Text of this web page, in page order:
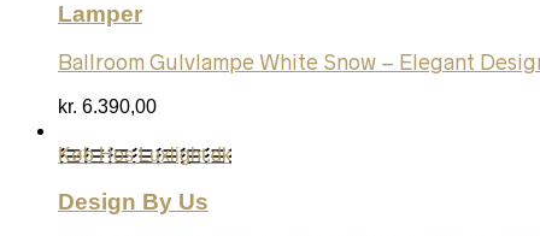
Lamper
Ballroom Gulvlampe White Snow – Elegant
kr. 6.390,00
Køb Hos Luxlight.dk
Design By Us